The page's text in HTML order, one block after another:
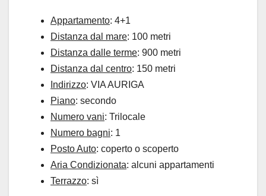
Appartamento: 4+1
Distanza dal mare: 100 metri
Distanza dalle terme: 900 metri
Distanza dal centro: 150 metri
Indirizzo: VIA AURIGA
Piano: secondo
Numero vani: Trilocale
Numero bagni: 1
Posto Auto: coperto o scoperto
Aria Condizionata: alcuni appartamenti
Terrazzo: sì